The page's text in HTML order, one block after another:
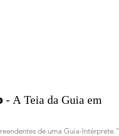
Teia da Guia em
de uma Guia-Intérprete."